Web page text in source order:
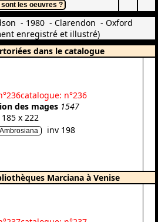
sont les oeuvres ?
- 1980 - Clarendon - Oxford
enregistré et illustré)
dans le catalogue
catalogue: n°236
des mages 1547
185 x 222
inv 198
Marciana à Venise